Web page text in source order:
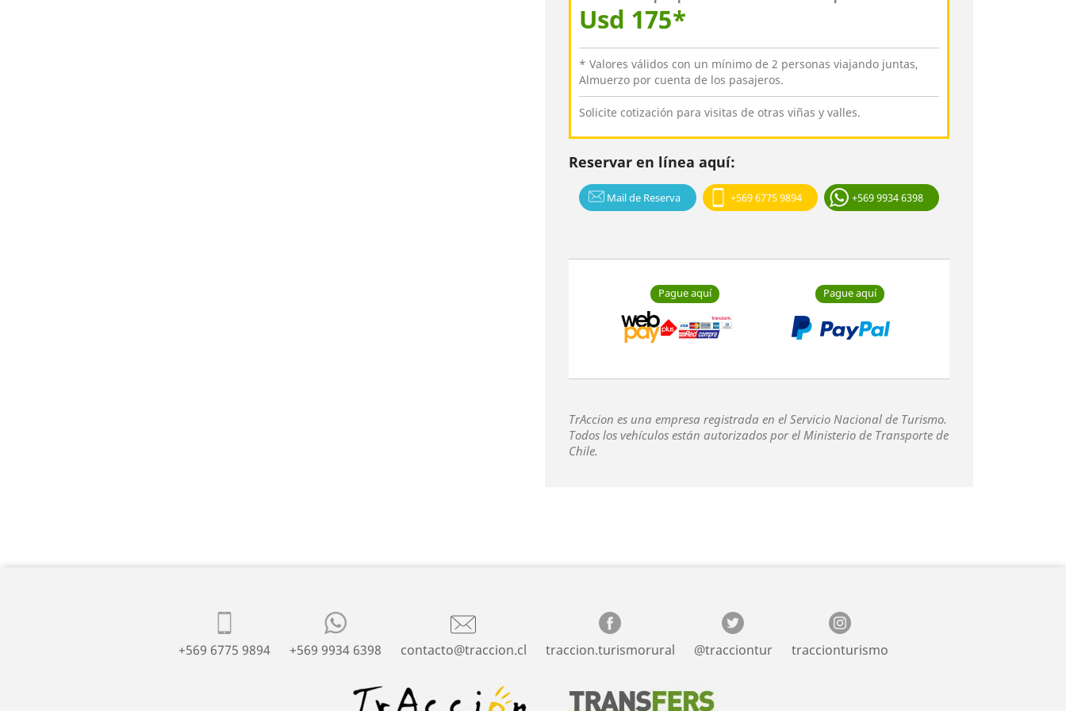
Usd 175*
* Valores válidos con un mínimo de 2 personas viajando juntas,
Almuerzo por cuenta de los pasajeros.
Solicite cotización para visitas de otras viñas y valles.
Reservar en línea aquí:
Mail de Reserva +569 6775 9894 +569 9934 6398
Pague aquí Pague aquí
TrAccion es una empresa registrada en el Servicio Nacional de Turismo.
Todos los vehículos están autorizados por el Ministerio de Transporte de
Chile.
+569 6775 9894 +569 9934 6398 contacto@traccion.cl traccion.turismorural @tracciontur traccionturismo